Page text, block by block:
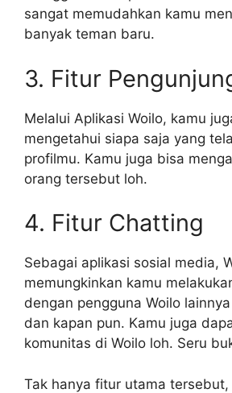
sangat memudahkan kamu
banyak teman baru.
3. Fitur
Melalui Aplikasi Woilo, kamu
mengetahui siapa saja yang
profilmu. Kamu juga bisa
orang tersebut loh.
4. Fitur Chatting
Sebagai aplikasi sosial media,
memungkinkan kamu
dengan pengguna Woilo
dan kapan pun. Kamu juga
komunitas di Woilo loh. Seru
Tak hanya fitur utama tersebut,